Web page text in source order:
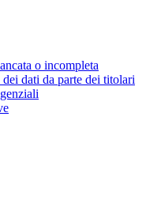
o incompleta
dati da parte dei titolari